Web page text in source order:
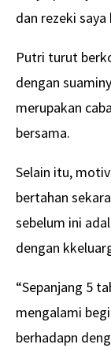
dan rezeki saya
Putri turut
dengan
merupakan
bersama.
Selain itu,
bertahan
sebelum ini
dengan
“Sepanjang 5
mengalami
berhadapn